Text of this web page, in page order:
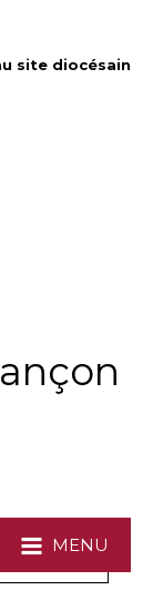
site diocésain
MENU